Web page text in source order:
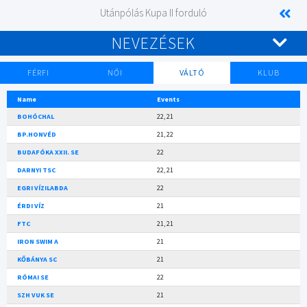
Utánpólás Kupa II forduló
NEVEZÉSEK
FÉRFI NŐI VÁLTÓ KLUB
Name
Events
BOHÓCHAL
22, 21
BP.HONVÉD
21, 22
BUDAFÓKA XXII. SE
22
DARNYI TSC
22, 21
EGRI VÍZILABDA
22
ÉRDI VÍZ
21
FTC
21, 21
IRON SWIM A
21
KŐBÁNYA SC
21
RÓMAI SE
22
SZH VUK SE
21